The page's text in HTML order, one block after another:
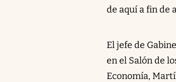
de aquí a fin de
El jefe de
en el Salón de
Economía,